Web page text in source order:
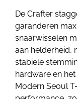
De Crafter
garanderen
snaarwisselen
aan helderheid,
stabiele
hardware en
Modern Seoul